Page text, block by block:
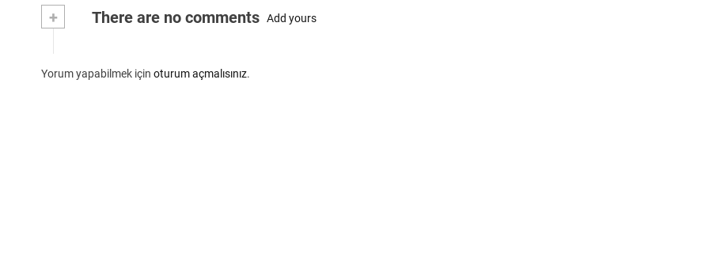
+ There are no comments Add yours
Yorum yapabilmek için oturum açmalısınız.